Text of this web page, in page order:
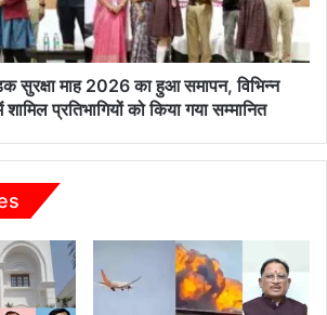
सुरक्षा माह 2026 का हुआ समापन, विभिन्न
प्रतिभागियों को किया गया सम्मानित